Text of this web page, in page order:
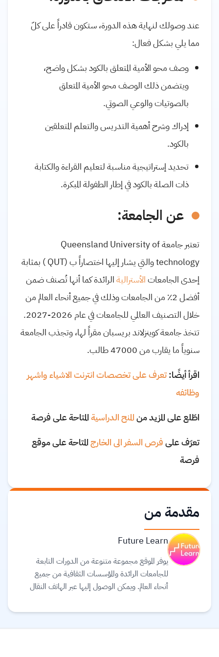
عند وصولك لنهاية هذه الدورة، ستكون قادراً على كلّ
مما يلي بشكل فعال:
وصف محو الأمية المتعلق بالكود بشكل واضح،
ويتضمن ذلك الوصف محو الأمية المتعلق
بالصوتيات والوعي الصوتي.
إدراك وشرح أهمية التدريس والتعلم المتعلقين
بالكود.
تحديد إستراتيجية مناسبة لتعليم القراءة والكتابة
ذات الصلة بالكود في إطار الطفولة المبكرة.
عن الجامعة:
تعتبر جامعة Queensland University of
technology والتي يشار إليها اختصاراً ب (QUT ) بمثابة
إحدى الجامعاتالأستراليةالرائدة كما أنها تُصنف ضمن
أفضل 2٪ من الجامعات وذلك في جميع أنحاء العالم من
خلال التصنيف العالمي للجامعات في عام 2026-2027.
تتخذ جامعة كوينزلاند بريسبان مقراً لها، وتجذب الجامعة
سنوياً ما يقارب من 47000 طالب.
اقرأ أيضًا:تعرف على تخصصات انترنت الاشياء واشهر
وظائفه
اطّلع على المزيد منالمنح الدراسيةالمتاحة على فرصة
تعرّف علىفرص السفر الى الخارجالمتاحة على موقع
فرصة
مقدمة من
Future Learn
يوفر الموقع مجموعة متنوعة من الدورات التابعة
للجامعات الرائدة والمؤسسات الثقافية من جميع
أنحاء العالم. ويمكن الوصول إليها عبر الهاتف النقال
يمكنك توفيق التعليم في حياتك. يعتقد القائمون على